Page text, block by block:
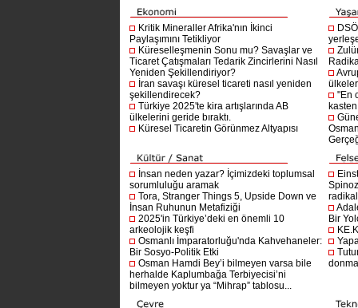
Kritik Mineraller Afrika'nın İkinci
Paylaşımını Tetikliyor
Küreselleşmenin Sonu mu? Savaşlar ve
Ticaret Çatışmaları Tedarik Zincirlerini Nasıl
Yeniden Şekillendiriyor?
İran savaşı küresel ticareti nasıl yeniden
şekillendirecek?
Türkiye 2025'te kira artışlarında AB
ülkelerini geride bıraktı.
Küresel Ticaretin Görünmez Altyapısı
"En
İnsan neden yazar? İçimizdeki toplumsal
sorumluluğu aramak
Tora, Stranger Things 5, Upside Down ve
İnsan Ruhunun Metafiziği
2025'in Türkiye’deki en önemli 10
arkeolojik keşfi
Osmanlı İmparatorluğu'nda Kahvehaneler:
Bir Sosyo-Politik Etki
Osman Hamdi Bey’i bilmeyen varsa bile
herhalde Kaplumbağa Terbiyecisi’ni
bilmeyen yoktur ya “Mihrap” tablosu...
Bir